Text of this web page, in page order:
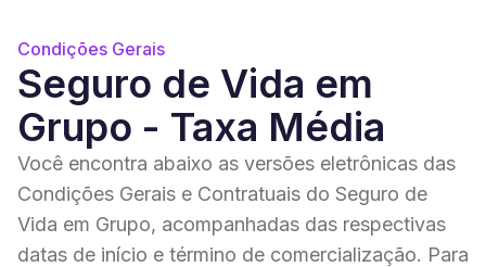
Condições Gerais
Seguro de Vida em
Grupo - Taxa Média
Você encontra abaixo as versões eletrônicas das
Condições Gerais e Contratuais do Seguro de
Vida em Grupo, acompanhadas das respectivas
datas de início e término de comercialização. Para